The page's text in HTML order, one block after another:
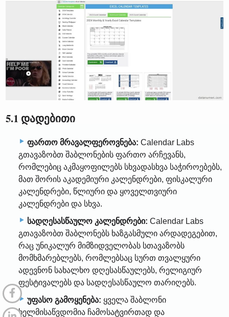
5.1 დადებითი
ფართო მრავალფეროვნება: Calendar Labs
გთავაზობთ შაბლონების ფართო არჩევანს,
რომლებიც აკმაყოფილებს სხვადასხვა საჭიროებებს,
მათ შორის აკადემიური კალენდრები, ფისკალური
კალენდრები, წლიური და ყოველთვიური
კალენდრები და სხვა.
სადღესასწაულო კალენდრები: Calendar Labs
გთავაზობთ შაბლონებს ხაზგასმული არდადეგებით,
რაც უნიკალურ მიმზიდველობას სთავაზობს
მომხმარებლებს, რომლებსაც სურთ თვალყური
ადევნონ სახალხო დღესასწაულებს, რელიგიურ
ფესტივალებს და სადღესასწაულო თარიღებს.
უფასო გამოყენება: ყველა შაბლონი
ხელმისაწვდომია ჩამოსატვირთად და